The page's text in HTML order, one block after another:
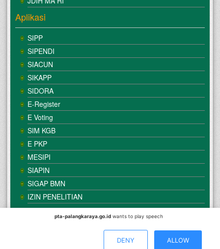
Aplikasi
SIPP
SIPENDI
SIACUN
SIKAPP
SIDORA
E-Register
E Voting
SIM KGB
E PKP
MESIPI
SIAPIN
SIGAP BMN
IZIN PENELITIAN
Mahkamah Agung
Agama Palangka Raya
Direkomendasikan Menggunakan Browser :
Mozilla Firefox
pta-palangkaraya.go.id wants to play speech
DENY ALLOW